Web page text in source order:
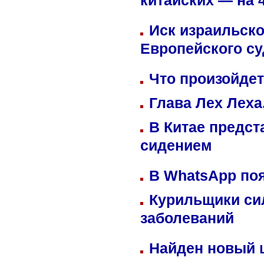
Иск
Европейского
Что
Глава Лех
В Китае
сидением
В WhatsApp
Курильщики
заболеваний
Найден